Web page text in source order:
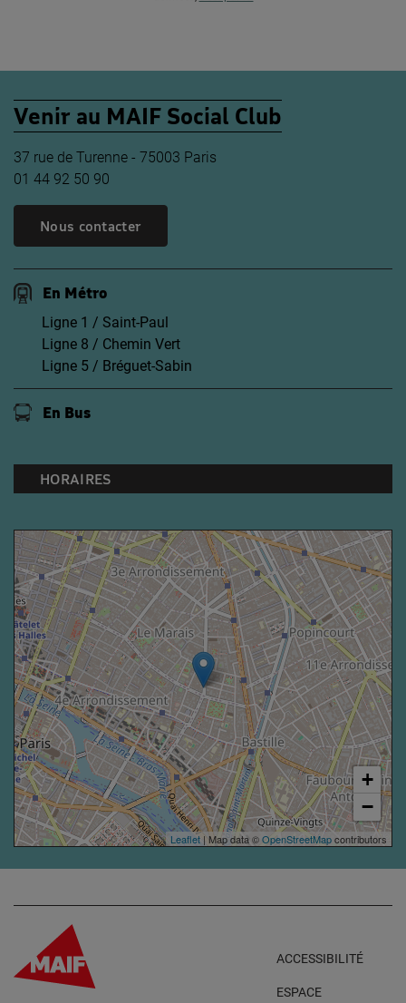
Venir au MAIF Social Club
37 rue de Turenne - 75003 Paris
01 44 92 50 90
Nous contacter
En Métro
Ligne 1 / Saint-Paul
Ligne 8 / Chemin Vert
Ligne 5 / Bréguet-Sabin
En Bus
HORAIRES
+
−
Leaflet | Map data ©OpenStreetMapcontributors
ACCESSIBILITÉ
ESPACE